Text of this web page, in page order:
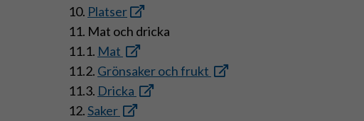
10. Platser
11. Mat och dricka
11.1. Mat
11.2. Grönsaker och frukt
11.3. Dricka
12.Saker